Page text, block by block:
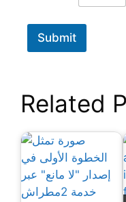
Submit
Related